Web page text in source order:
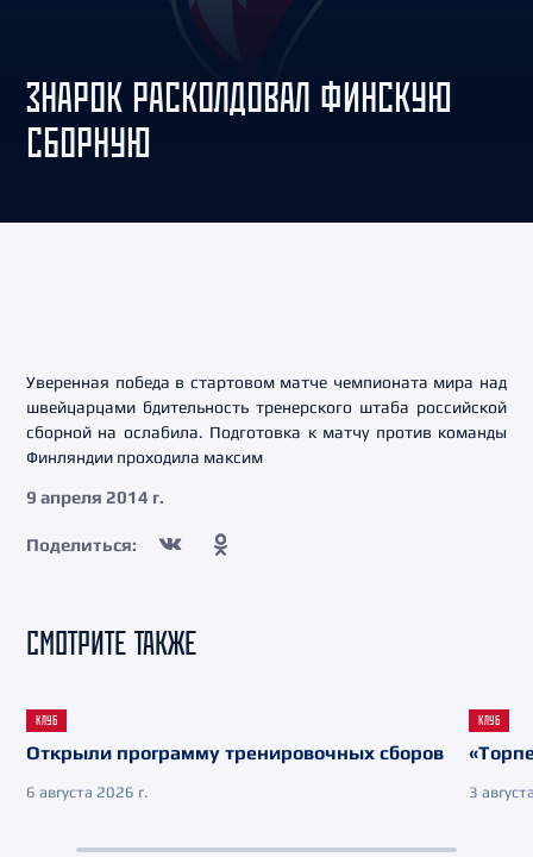
ЗНАРОК РАСКОЛДОВАЛ ФИНСКУЮ
СБОРНУЮ
Уверенная победа в стартовом матче чемпионата мира над
швейцарцами бдительность тренерского штаба российской
сборной на ослабила. Подготовка к матчу против команды
Финляндии проходила максим
9 апреля 2014 г.
Поделиться:
СМОТРИТЕ ТАКЖЕ
КЛУБ
Открыли программу тренировочных сборов
6 августа 2026 г.
КЛУБ
3